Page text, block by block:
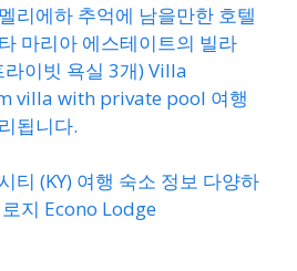
리에하 추억에 남을만한 호텔
마리아 에스테이트의 빌라
이빗 욕실 3개) Villa
villa with private pool 여행
됩니다.
티 (KY) 여행 숙소 정보 다양하
지 Econo Lodge